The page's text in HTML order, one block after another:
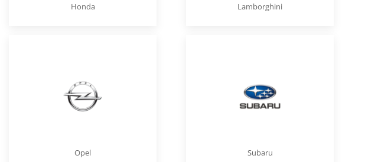
Honda Lamborghini
Opel Subaru